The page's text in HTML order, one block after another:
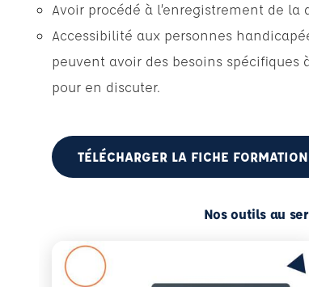
Avoir procédé à l’enregistrement de la
Accessibilité aux personnes
peuvent avoir des besoins spécifiques
pour en discuter.
TÉLÉCHARGER LA FICHE FORMATION
Nos outils au